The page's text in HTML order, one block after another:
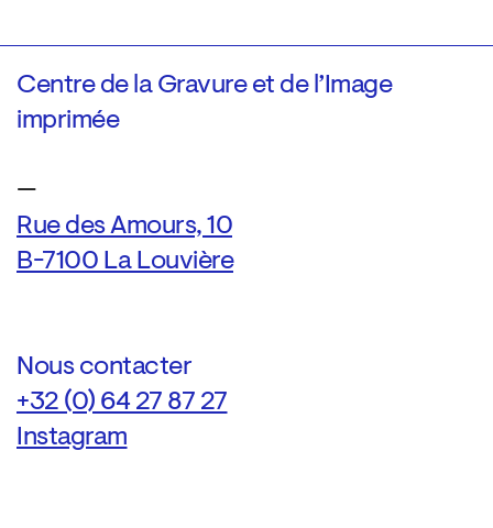
Centre de la Gravure et de l’Image
imprimée
—
Rue des Amours, 10
B-7100 La Louvière
Nous contacter
+32 (0) 64 27 87 27
Instagram